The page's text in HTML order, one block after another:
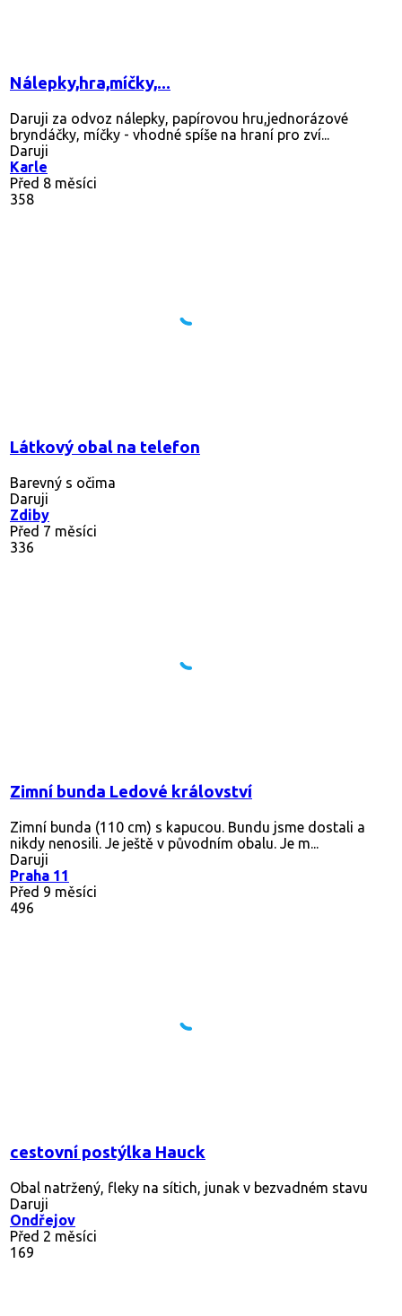
Nálepky,hra,míčky,...
Daruji za odvoz nálepky, papírovou hru,jednorázové
bryndáčky, míčky - vhodné spíše na hraní pro zví...
Daruji
Karle
Před 8 měsíci
358
Látkový obal na telefon
Barevný s očima
Daruji
Zdiby
Před 7 měsíci
336
Zimní bunda Ledové království
Zimní bunda (110 cm) s kapucou. Bundu jsme dostali a
nikdy nenosili. Je ještě v původním obalu. Je m...
Daruji
Praha 11
Před 9 měsíci
496
cestovní postýlka Hauck
Obal natržený, fleky na sítich, junak v bezvadném stavu
Daruji
Ondřejov
Před 2 měsíci
169